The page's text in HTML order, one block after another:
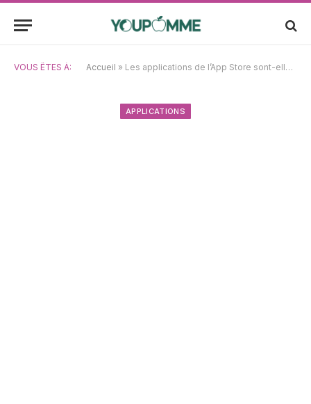
VOUS ÊTES À: Accueil » Les applications de l’App Store sont-elles vraiment à l’abri des virus et des malware ?
APPLICATIONS